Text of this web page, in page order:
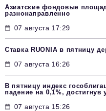
Азиатские фондовые
разнонаправленно
07 августа 17:29
Ставка RUONIA в пятницу
07 августа 16:26
В пятницу индекс
падение на 0,1%, достигнув
07 августа 15:26